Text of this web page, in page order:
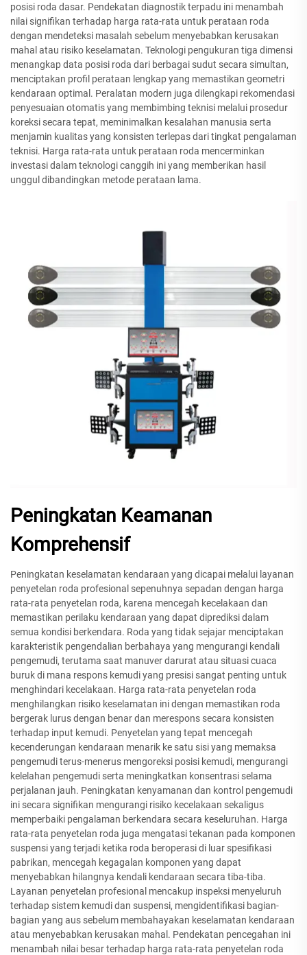
posisi roda dasar. Pendekatan diagnostik terpadu ini menambah
nilai signifikan terhadap harga rata-rata untuk perataan roda
dengan mendeteksi masalah sebelum menyebabkan kerusakan
mahal atau risiko keselamatan. Teknologi pengukuran tiga dimensi
menangkap data posisi roda dari berbagai sudut secara simultan,
menciptakan profil perataan lengkap yang memastikan geometri
kendaraan optimal. Peralatan modern juga dilengkapi rekomendasi
penyesuaian otomatis yang membimbing teknisi melalui prosedur
koreksi secara tepat, meminimalkan kesalahan manusia serta
menjamin kualitas yang konsisten terlepas dari tingkat pengalaman
teknisi. Harga rata-rata untuk perataan roda mencerminkan
investasi dalam teknologi canggih ini yang memberikan hasil
unggul dibandingkan metode perataan lama.
Peningkatan Keamanan
Komprehensif
Peningkatan keselamatan kendaraan yang dicapai melalui layanan
penyetelan roda profesional sepenuhnya sepadan dengan harga
rata-rata penyetelan roda, karena mencegah kecelakaan dan
memastikan perilaku kendaraan yang dapat diprediksi dalam
semua kondisi berkendara. Roda yang tidak sejajar menciptakan
karakteristik pengendalian berbahaya yang mengurangi kendali
pengemudi, terutama saat manuver darurat atau situasi cuaca
buruk di mana respons kemudi yang presisi sangat penting untuk
menghindari kecelakaan. Harga rata-rata penyetelan roda
menghilangkan risiko keselamatan ini dengan memastikan roda
bergerak lurus dengan benar dan merespons secara konsisten
terhadap input kemudi. Penyetelan yang tepat mencegah
kecenderungan kendaraan menarik ke satu sisi yang memaksa
pengemudi terus-menerus mengoreksi posisi kemudi, mengurangi
kelelahan pengemudi serta meningkatkan konsentrasi selama
perjalanan jauh. Peningkatan kenyamanan dan kontrol pengemudi
ini secara signifikan mengurangi risiko kecelakaan sekaligus
memperbaiki pengalaman berkendara secara keseluruhan. Harga
rata-rata penyetelan roda juga mengatasi tekanan pada komponen
suspensi yang terjadi ketika roda beroperasi di luar spesifikasi
pabrikan, mencegah kegagalan komponen yang dapat
menyebabkan hilangnya kendali kendaraan secara tiba-tiba.
Layanan penyetelan profesional mencakup inspeksi menyeluruh
terhadap sistem kemudi dan suspensi, mengidentifikasi bagian-
bagian yang aus sebelum membahayakan keselamatan kendaraan
atau menyebabkan kerusakan mahal. Pendekatan pencegahan ini
menambah nilai besar terhadap harga rata-rata penyetelan roda